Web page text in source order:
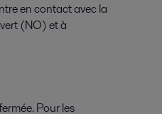
en contact avec la
(NO) et à
Pour les